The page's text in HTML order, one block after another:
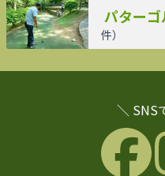
パター
件）
＼ SNS